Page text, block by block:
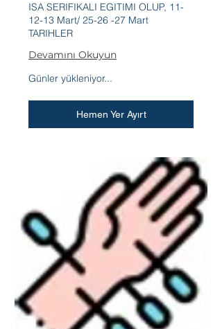
ISA SERIFIKALI EGITIMI OLUP, 11-
12-13 Mart/ 25-26 -27 Mart
TARIHLER
Devamını Okuyun
Günler yükleniyor...
Hemen Yer Ayırt